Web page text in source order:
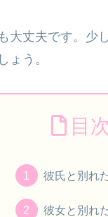
大丈夫です。少
ょう。
目次
彼氏と別れ
彼女と別れ